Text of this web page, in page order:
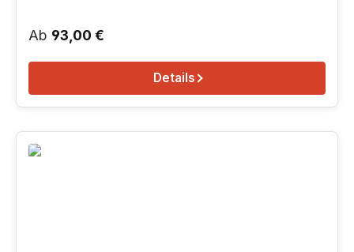
Regulärer Preis:
Ab 93,00 €
Details